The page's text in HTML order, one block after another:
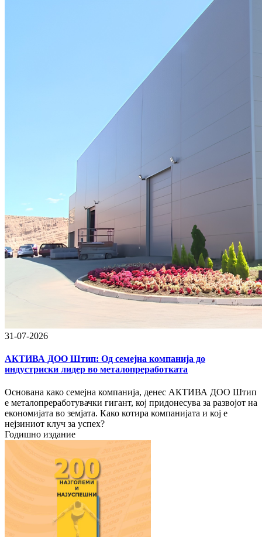
31-07-2026
АКТИВА ДОО Штип: Од семејна компанија до
индустриски лидер во металопреработката
Основана како семејна компанија, денес АКТИВА ДОО Штип
е металопреработувачки гигант, кој придонесува за развојот на
економијата во земјата. Како котира компанијата и кој е
нејзиниот клуч за успех?
Годишно издание